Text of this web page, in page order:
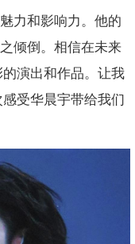
力和影响力。他的
倾倒。相信在未来
演出和作品。让我
受华晨宇带给我们